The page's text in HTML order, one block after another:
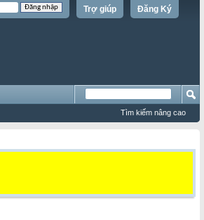
Đăng Ký
Trợ giúp
Tìm kiếm nâng cao